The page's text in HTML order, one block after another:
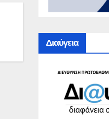
Διαύγεια